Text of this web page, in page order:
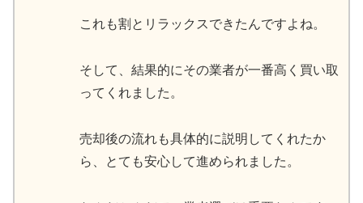
これも割とリラックスできたんですよね。
そして、結果的にその業者が一番高く買い取
ってくれました。
売却後の流れも具体的に説明してくれたか
ら、とても安心して進められました。